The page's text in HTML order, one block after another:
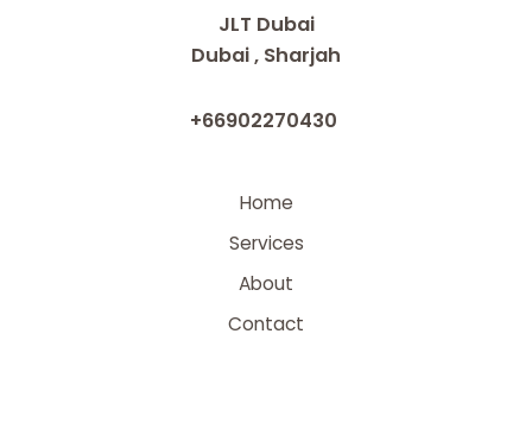
JLT Dubai
Dubai , Sharjah
+66902270430
Home
Services
About
Contact